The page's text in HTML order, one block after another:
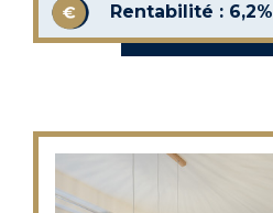
Rentabilité : 6,2%